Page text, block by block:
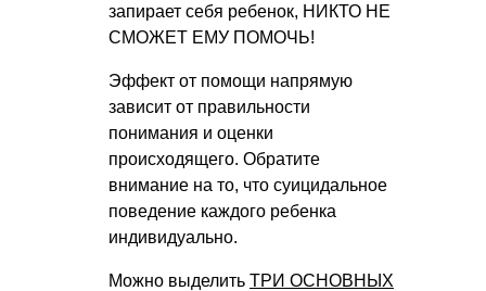
запирает себя ребенок, НИКТО НЕ
СМОЖЕТ ЕМУ ПОМОЧЬ!
Эффект от помощи напрямую
зависит от правильности
понимания и оценки
происходящего. Обратите
внимание на то, что суицидальное
поведение каждого ребенка
индивидуально.
Можно выделить ТРИ ОСНОВНЫХ